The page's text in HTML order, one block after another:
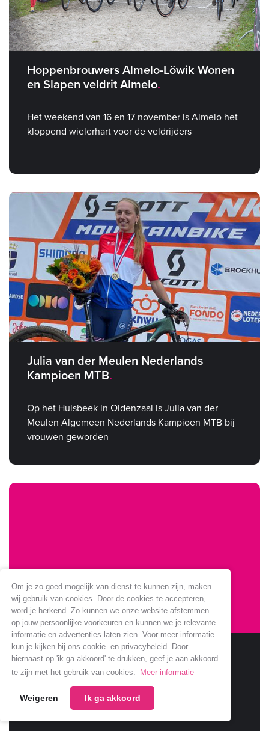
Om je zo goed mogelijk van dienst te kunnen zijn, maken
wij gebruik van cookies. Door de cookies te accepteren,
word je herkend. Zo kunnen we onze website afstemmen
op jouw persoonlijke voorkeuren en kunnen we je relevante
informatie en advertenties laten zien. Voor meer informatie
kun je kijken bij ons cookie- en privacybeleid. Door
hiernaast op 'ik ga akkoord' te drukken, geef je aan akkoord
te zijn met het gebruik van cookies.
Meer informatie
Weigeren Ik ga akkoord
Hoppenbrouwers Almelo-Löwik Wonen
en Slapen veldrit Almelo
Het weekend van 16 en 17 november is Almelo het
kloppend wielerhart voor de veldrijders
Julia van der Meulen Nederlands
Kampioen MTB
Op het Hulsbeek in Oldenzaal is Julia van der
Meulen Algemeen Nederlands Kampioen MTB bij
vrouwen geworden
Sponsoring Jumbo verlengt
Jumbo verlengt samenwerking met onze club.